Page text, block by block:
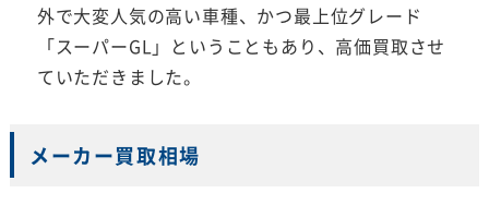
外で大変人気の高い車種、かつ最上位グレード
「スーパーGL」ということもあり、高価買取させ
ていただきました。
メーカー買取相場